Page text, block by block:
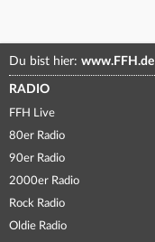
Du bist hier: www.FFH.de
RADIO
FFH Live
80er Radio
90er Radio
2000er Radio
Rock Radio
Oldie Radio